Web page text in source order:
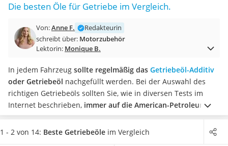
Benzinkanister (20 l)
Fahrradträger E-Bike
Benzinkanister
Wagenheber 3t
AGM-Batterie Wohnmobil
Thule-Fahrradträger
FM-Transmitter
Sommerreifen 205/55 R16
Autobatterie-Ladegerät
Die besten Öle für Getriebe im Vergleich.
Von:Anne F.
Redakteurin
schreibt über: Motorzubehör
Lektorin: Monique B.
In jedem Fahrzeug sollte regelmäßig das Getriebeöl-Additiv
oder Getriebeöl nachgefüllt werden. Bei der Auswahl des
richtigen Getriebeöls sollten Sie, wie in diversen Tests im
Internet beschrieben, immer auf die American-Petroleum-
Institute-Klassifikation (kurz: API-Klassifikation) achten.Es
besteht die Wahl zwischen synthetischem und
1 - 2 von 14: Beste Getriebeöle im Vergleich